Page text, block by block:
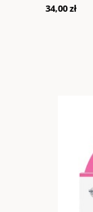
34,00 zł